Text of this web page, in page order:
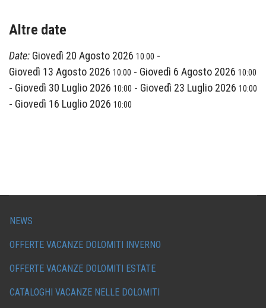
Altre date
Date: Giovedì 20 Agosto 2026 10:00 -
Giovedì 13 Agosto 2026 10:00 - Giovedì 6 Agosto 2026 10:00
- Giovedì 30 Luglio 2026 10:00 - Giovedì 23 Luglio 2026 10:00
- Giovedì 16 Luglio 2026 10:00
NEWS
OFFERTE VACANZE DOLOMITI INVERNO
OFFERTE VACANZE DOLOMITI ESTATE
CATALOGHI VACANZE NELLE DOLOMITI